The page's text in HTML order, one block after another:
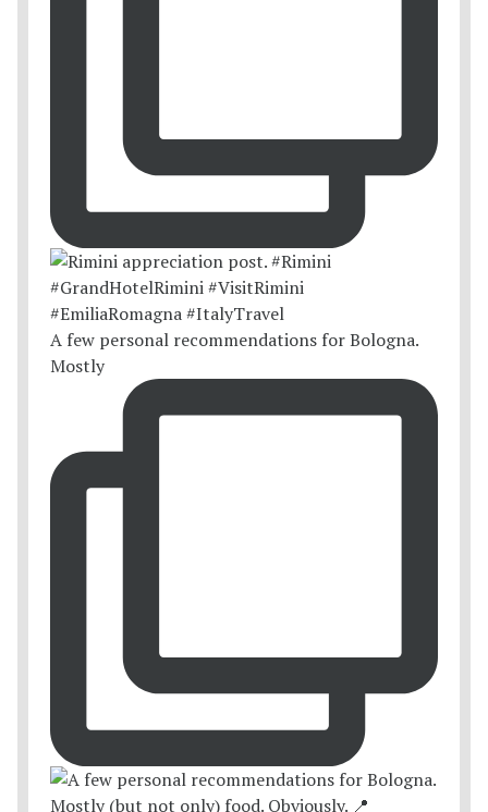
A few personal recommendations for Bologna.
Mostly